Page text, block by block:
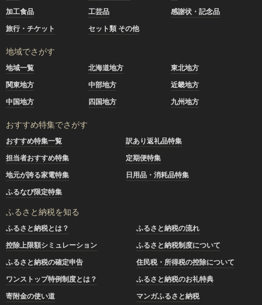
加工食品
工芸品
感謝状・記念品
旅行・チケット
セット類 その他
地域でさがす
地域一覧 北海道地方
東北地方
関東地方
中部地方
近畿地方
中国地方
四国地方 九州地方
おすすめ特集でさがす
おすすめ特集一覧
訳あり返礼品特集
担当者おすすめ特集
定期便特集
地元が誇る家電特集
日用品・消耗品特集
ふるなび限定特集
ふるさと納税を知る
ふるさと納税とは？
ふるさと納税の流れ
控除上限額シミュレーション
ふるさと納税制度について
ふるさと納税の確定申告
住民税・所得税の控除について
ワンストップ特例制度とは？
ふるさと納税のお礼特典
寄附金の使い道
マンガふるさと納税